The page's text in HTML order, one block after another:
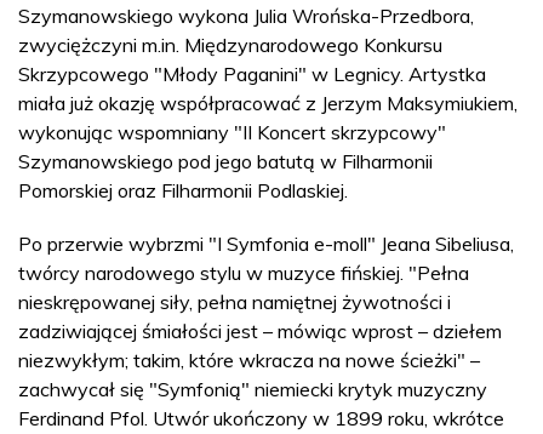
Szymanowskiego wykona Julia Wrońska-Przedbora,
zwyciężczyni m.in. Międzynarodowego Konkursu
Skrzypcowego "Młody Paganini" w Legnicy. Artystka
miała już okazję współpracować z Jerzym Maksymiukiem,
wykonując wspomniany "II Koncert skrzypcowy"
Szymanowskiego pod jego batutą w Filharmonii
Pomorskiej oraz Filharmonii Podlaskiej.
Po przerwie wybrzmi "I Symfonia e-moll" Jeana Sibeliusa,
twórcy narodowego stylu w muzyce fińskiej. "Pełna
nieskrępowanej siły, pełna namiętnej żywotności i
zadziwiającej śmiałości jest – mówiąc wprost – dziełem
niezwykłym; takim, które wkracza na nowe ścieżki" –
zachwycał się "Symfonią" niemiecki krytyk muzyczny
Ferdinand Pfol. Utwór ukończony w 1899 roku, wkrótce